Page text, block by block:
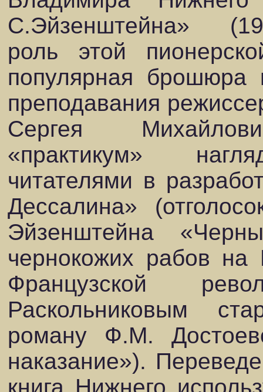
С.Эйзенштейна»
роль этой
популярная брошюра
преподавания
Сергея
«практикум»
читателями в
Дессалина»
Эйзенштейна
чернокожих рабов
Французской
Раскольниковым
роману Ф.М.
наказание»).